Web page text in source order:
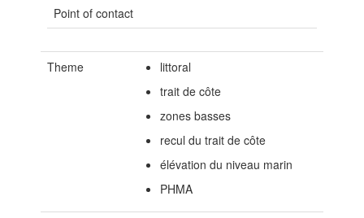
Point of contact
Theme
littoral
trait de côte
zones basses
recul du trait de côte
élévation du niveau marin
PHMA